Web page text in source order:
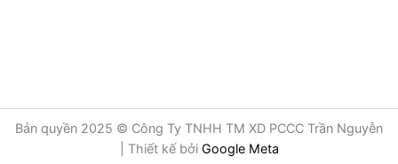
Bản quyền 2025 © Công Ty TNHH TM XD PCCC Trần Nguyễn
| Thiết kế bởi Google Meta